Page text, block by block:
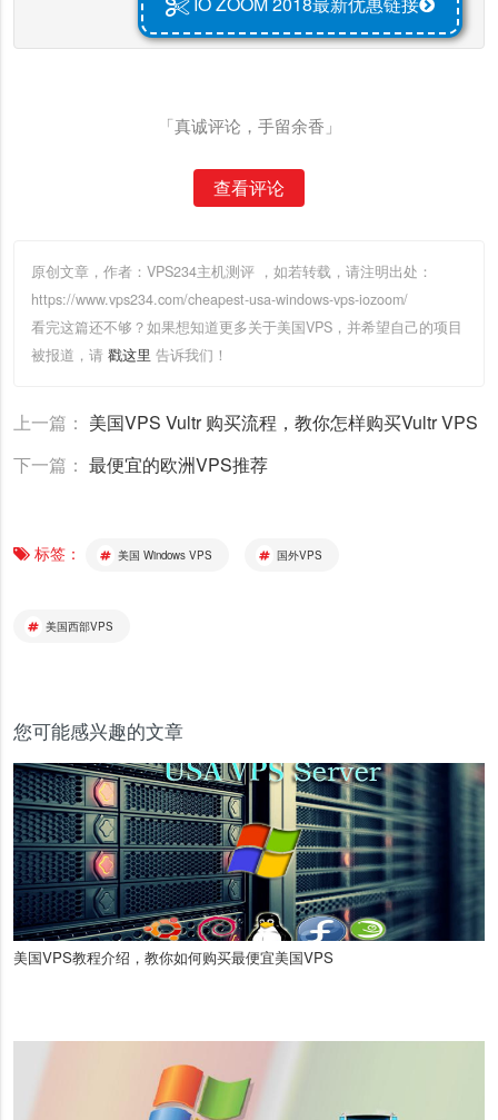
「真诚评论，手留余香」
查看评论
原创文章，作者：VPS234主机测评 ，如若转载，请注明出处：
https://www.vps234.com/cheapest-usa-windows-vps-iozoom/
看完这篇还不够？如果想知道更多关于美国VPS，并希望自己的项目
被报道，请 戳这里 告诉我们！
上一篇： 美国VPS Vultr 购买流程，教你怎样购买Vultr VPS
下一篇： 最便宜的欧洲VPS推荐
标签： 美国 Windows VPS 国外VPS
美国西部VPS
您可能感兴趣的文章
美国VPS教程介绍，教你如何购买最便宜美国VPS